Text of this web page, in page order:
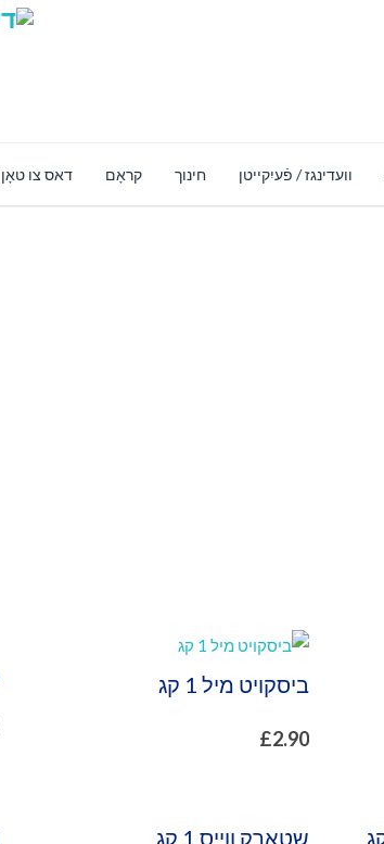
דאס צו טאָן קראָם חינוך וועדינגז / פֿעיִקייטן
ביסקויט מיל 1 קג
£2.90
שטאַרק ווייַס 1 קג